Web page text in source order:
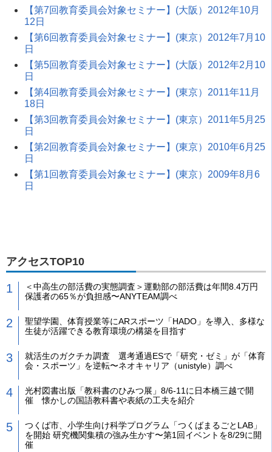
【第7回教育委員会対象セミナー】(大阪）2012年10月
12日
【第6回教育委員会対象セミナー】(東京）2012年7月10
日
【第5回教育委員会対象セミナー】(大阪）2012年2月10
日
【第4回教育委員会対象セミナー】(東京）2011年11月
18日
【第3回教育委員会対象セミナー】(東京）2011年5月25
日
【第2回教育委員会対象セミナー】(東京）2010年6月25
日
【第1回教育委員会対象セミナー】(東京）2009年8月6
日
アクセスTOP10
＜中高生の部活費の実態調査＞運動部の部活費は年間8.4万円
保護者の65％が負担感〜ANYTEAM調べ
聖望学園、体育授業等にARスポーツ「HADO」を導入、多様な
生徒が活躍できる教育環境の構築を目指す
就活生のガクチカ調査 選考通過ESで「研究・ゼミ」が「体育
会・スポーツ」を逆転〜ネオキャリア（unistyle）調べ
光村図書出版「教科書のひみつ展」8/6-11に日本橋三越で開
催 懐かしの国語教科書や表紙の工夫を紹介
つくば市、小学生向け科学プログラム「つくばまるごとLAB」
を開始 研究機関集積の強み生かす〜第1回イベントを8/29に開
催